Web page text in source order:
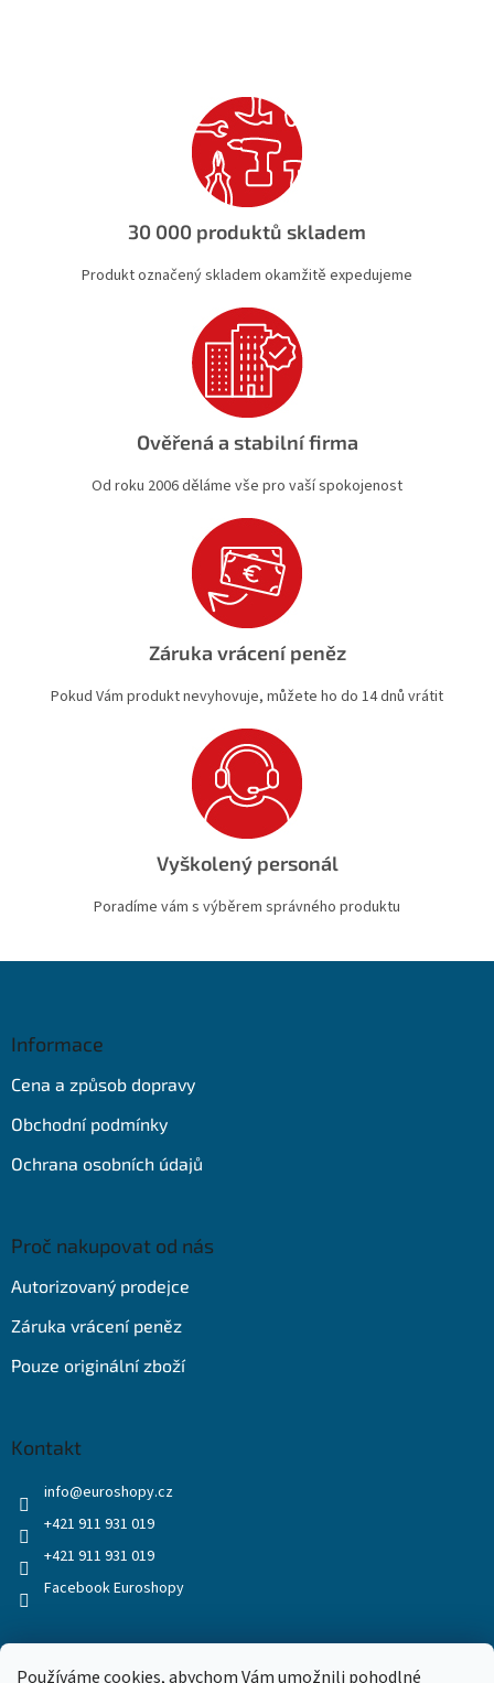
Používáme cookies, abychom Vám umožnili pohodlné
c
í
p
r
v
y
ý
i
s
u
30 000 produktů skladem
Produkt označený skladem okamžitě expedujeme
Ověřená a stabilní firma
Od roku 2006 děláme vše pro vaší spokojenost
Záruka vrácení peněz
Pokud Vám produkt nevyhovuje, můžete ho do 14 dnů vrátit
Vyškolený personál
Poradíme vám s výběrem správného produktu
Informace
Cena a způsob dopravy
Obchodní podmínky
Ochrana osobních údajů
Proč nakupovat od nás
Autorizovaný prodejce
Záruka vrácení peněz
Pouze originální zboží
Kontakt
info@euroshopy.cz
+421 911 931 019
+421 911 931 019
Facebook Euroshopy